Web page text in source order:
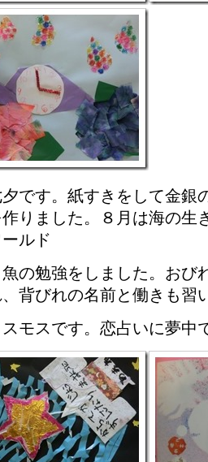
夕です。紙すきをして金銀
りました。８月は海の生
ルド
の勉強をしました。おび
、背びれの名前と働きも習
スモスです。恋占いに夢中